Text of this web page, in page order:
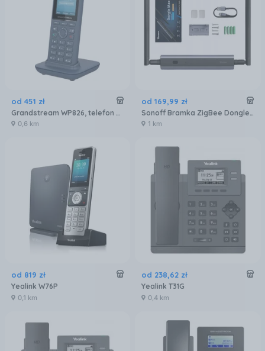
od 451 zł
Grandstream WP826, telefon bezprzewodowy WiFi
0,6 km
od 169,99 zł
Sonoff Bramka ZigBee Dongle Max (SNF207)
1 km
od 819 zł
Yealink W76P
0,1 km
od 238,62 zł
Yealink T31G
0,4 km